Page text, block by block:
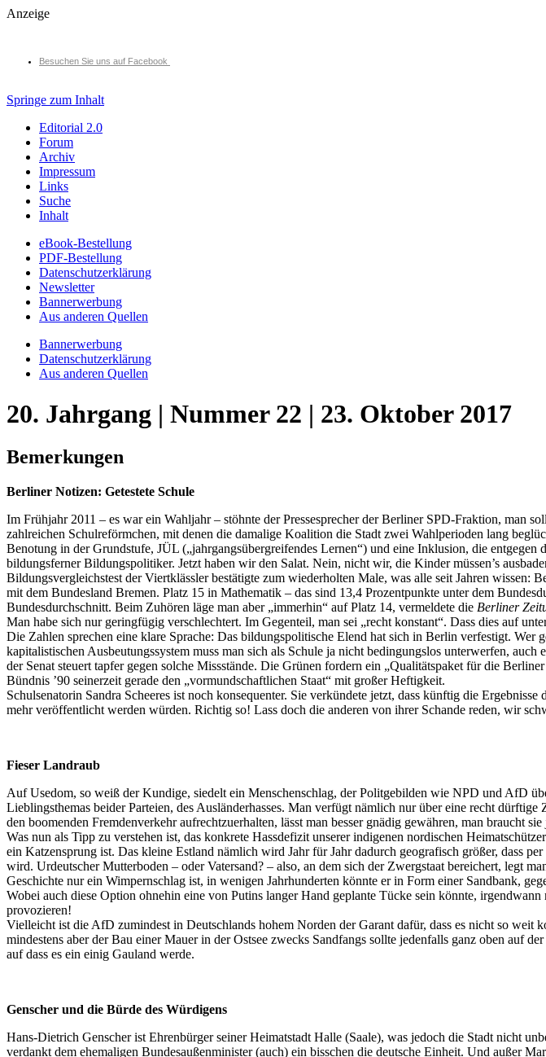
Anzeige
Besuchen Sie uns auf Facebook
Springe zum Inhalt
Editorial 2.0
Forum
Archiv
Impressum
Links
Suche
Inhalt
eBook-Bestellung
PDF-Bestellung
Datenschutzerklärung
Newsletter
Bannerwerbung
Aus anderen Quellen
Bannerwerbung
Datenschutzerklärung
Aus anderen Quellen
20. Jahrgang | Nummer 22 | 23. Oktober 2017
Bemerkungen
Berliner Notizen: Getestete Schule
Im Frühjahr 2011 – es war ein Wahljahr – stöhnte der Pressesprecher der Berliner SPD-Fraktion, man
zahlreichen Schulreförmchen, mit denen die damalige Koalition die Stadt zwei Wahlperioden lang
Benotung in der Grundstufe, JÜL („jahrgangsübergreifendes Lernen“) und eine Inklusion, die
bildungsferner Bildungspolitiker. Jetzt haben wir den Salat. Nein, nicht wir, die Kinder müssen’s
Bildungsvergleichstest der Viertklässler bestätigte zum wiederholten Male, was alle seit Jahren
mit dem Bundesland Bremen. Platz 15 in Mathematik – das sind 13,4 Prozentpunkte unter dem
Bundesdurchschnitt. Beim Zuhören läge man aber „immerhin“ auf Platz 14, vermeldete die Berliner
Man habe sich nur geringfügig verschlechtert. Im Gegenteil, man sei „recht konstant“. Dass dies auf
Die Zahlen sprechen eine klare Sprache: Das bildungspolitische Elend hat sich in Berlin verfestigt. Wer
kapitalistischen Ausbeutungssystem muss man sich als Schule ja nicht bedingungslos unterwerfen,
der Senat steuert tapfer gegen solche Missstände. Die Grünen fordern ein „Qualitätspaket für die
Bündnis ’90 seinerzeit gerade den „vormundschaftlichen Staat“ mit großer Heftigkeit.
Schulsenatorin Sandra Scheeres ist noch konsequenter. Sie verkündete jetzt, dass künftig die
mehr veröffentlicht werden würden. Richtig so! Lass doch die anderen von ihrer Schande reden, wir
Fieser Landraub
Auf Usedom, so weiß der Kundige, siedelt ein Menschenschlag, der Politgebilden wie NPD und AfD
Lieblingsthemas beider Parteien, des Ausländerhasses. Man verfügt nämlich nur über eine recht
den boomenden Fremdenverkehr aufrechtzuerhalten, lässt man besser gnädig gewähren, man braucht sie
Was nun als Tipp zu verstehen ist, das konkrete Hassdefizit unserer indigenen nordischen
ein Katzensprung ist. Das kleine Estland nämlich wird Jahr für Jahr dadurch geografisch größer, dass
wird. Urdeutscher Mutterboden – oder Vatersand? – also, an dem sich der Zwergstaat bereichert, legt
Geschichte nur ein Wimpernschlag ist, in wenigen Jahrhunderten könnte er in Form einer Sandbank,
Wobei auch diese Option ohnehin eine von Putins langer Hand geplante Tücke sein könnte,
provozieren!
Vielleicht ist die AfD zumindest in Deutschlands hohem Norden der Garant dafür, dass es nicht so
mindestens aber der Bau einer Mauer in der Ostsee zwecks Sandfangs sollte jedenfalls ganz oben auf
auf dass es ein einig Gauland werde.
Genscher und die Bürde des Würdigens
Hans-Dietrich Genscher ist Ehrenbürger seiner Heimatstadt Halle (Saale), was jedoch die Stadt nicht
verdankt dem ehemaligen Bundesaußenminister (auch) ein bisschen die deutsche Einheit. Und außer